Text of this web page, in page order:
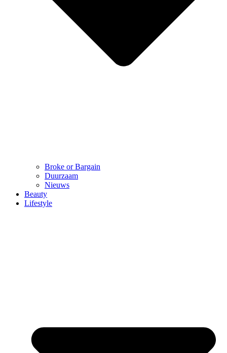
Broke or Bargain
Duurzaam
Nieuws
Beauty
Lifestyle